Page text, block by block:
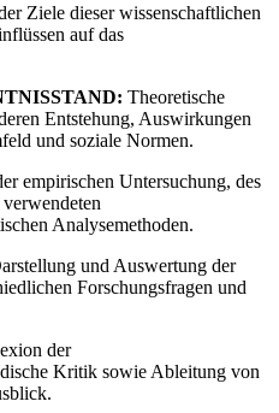
Ziele dieser wissenschaftlichen
auf das
Theoretische
Entstehung, Auswirkungen
und soziale Normen.
empirischen Untersuchung, des
Analysemethoden.
und Auswertung der
Forschungsfragen und
der
Kritik sowie Ableitung von